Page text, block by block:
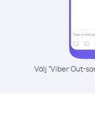
Välj "Viber Out-